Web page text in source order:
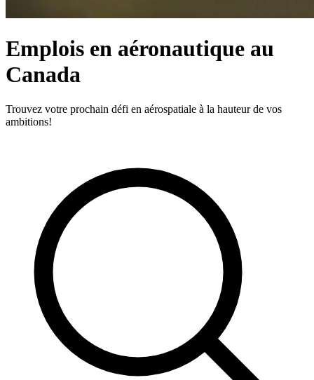
Emplois en aéronautique au
Canada
Trouvez votre prochain défi en aérospatiale à la hauteur de vos
ambitions!